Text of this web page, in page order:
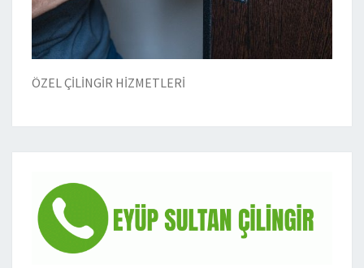
ÖZEL ÇİLİNGİR HİZMETLERİ